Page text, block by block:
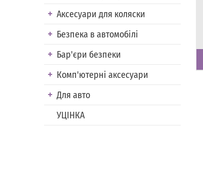
Аксесуари для коляски
Безпека в автомобілі
Бар'єри безпеки
Комп'ютерні аксесуари
Для авто
УЦІНКА